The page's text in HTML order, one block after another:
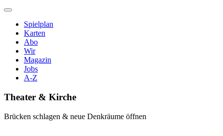
Spielplan
Karten
Abo
Wir
Magazin
Jobs
A-Z
Theater & Kirche
Brücken schlagen & neue Denkräume öffnen